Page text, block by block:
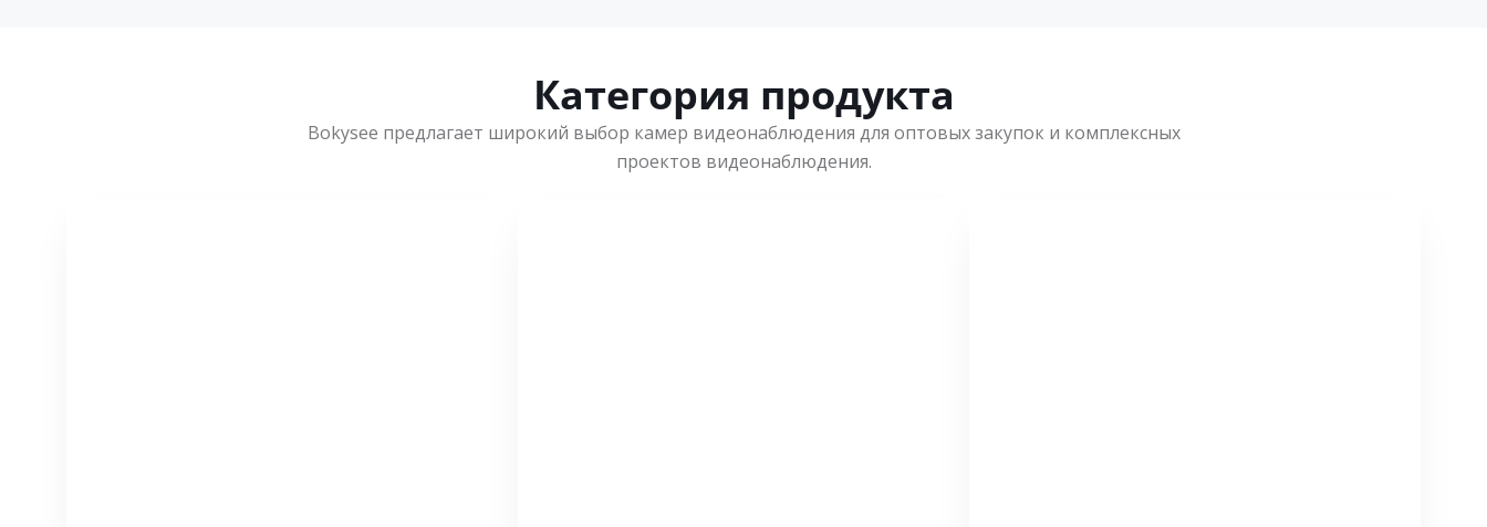
Категория продукта
Bokysee предлагает широкий выбор камер видеонаблюдения для оптовых закупок и комплексных
проектов видеонаблюдения.